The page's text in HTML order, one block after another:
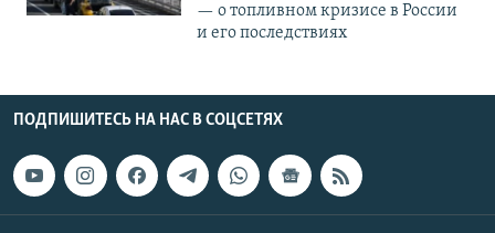
— о топливном кризисе в России
и его последствиях
ПОДПИШИТЕСЬ НА НАС В СОЦСЕТЯХ